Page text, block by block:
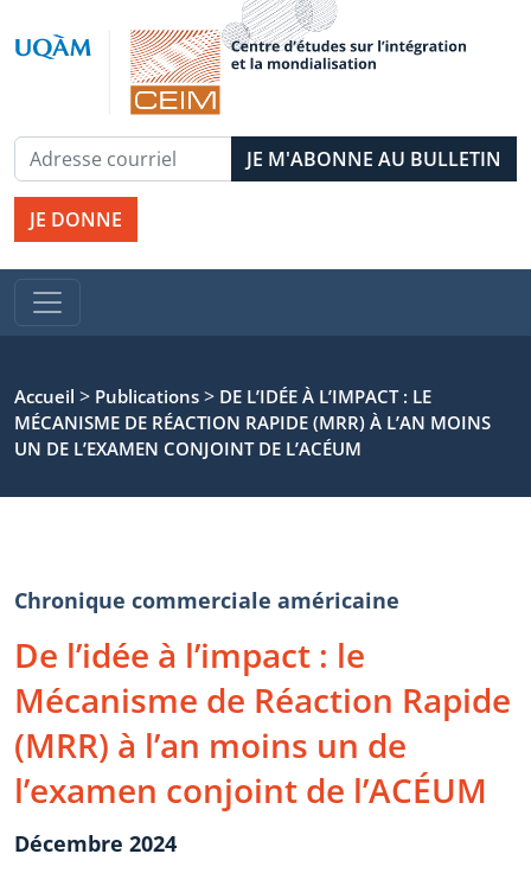
JE DONNE
Accueil > Publications > DE L’IDÉE À L’IMPACT : LE
MÉCANISME DE RÉACTION RAPIDE (MRR) À L’AN MOINS
UN DE L’EXAMEN CONJOINT DE L’ACÉUM
Chronique commerciale américaine
De l’idée à l’impact : le
Mécanisme de Réaction Rapide
(MRR) à l’an moins un de
l’examen conjoint de l’ACÉUM
Décembre 2024